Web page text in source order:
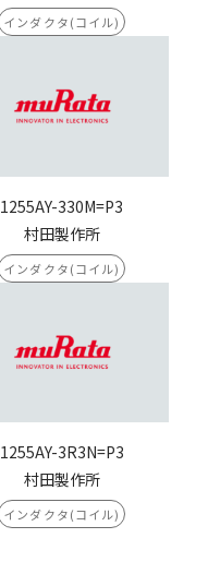
インダクタ(コイル)
1255AY-330M=P3
村田製作所
インダクタ(コイル)
1255AY-3R3N=P3
村田製作所
インダクタ(コイル)